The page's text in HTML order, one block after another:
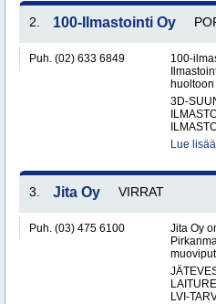
2. 100-Ilmastointi Oy
Puh. (02) 633 6849
100-
3D-
Lue
3. Jita Oy VIRRAT
Puh. (03) 475 6100
Jita Oy
LVI-